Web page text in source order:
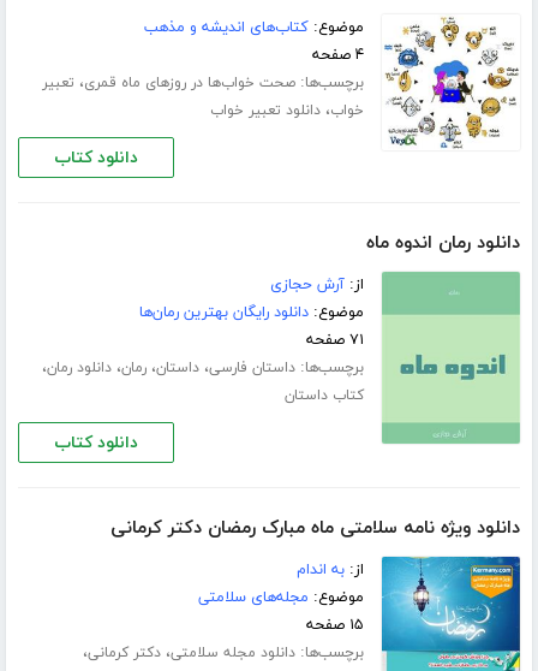
موضوع:کتاب‌های اندیشه و مذهب
۴ صفحه
برچسب‌ها:صحت خواب‌ها در روزهای ماه قمری، تعبیر
خواب،دانلود تعبیر خواب
دانلود کتاب
دانلود رمان اندوه ماه
از:آرش حجازی
موضوع:دانلود رایگان بهترین رمان‌ها
۷۱ صفحه
برچسب‌ها:داستان فارسی،داستان،رمان،دانلود رمان،
کتاب داستان
دانلود کتاب
دانلود ویژه نامه سلامتی ماه مبارک رمضان دکتر کرمانی
از:به اندام
موضوع: مجله‌های سلامتی
۱۵ صفحه
برچسب‌ها:دانلود مجله سلامتی،دکتر کرمانی،